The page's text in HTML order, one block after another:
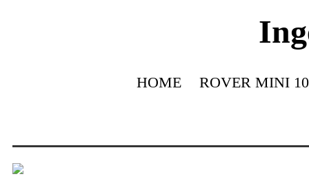
HOME ROVER MINI